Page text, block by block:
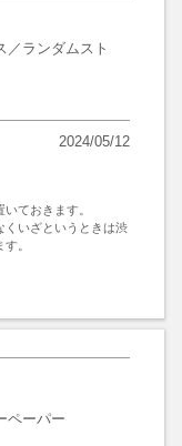
ランダムスト
2024/05/12
ておきます。
くいざというときは渋
。
ペーパー